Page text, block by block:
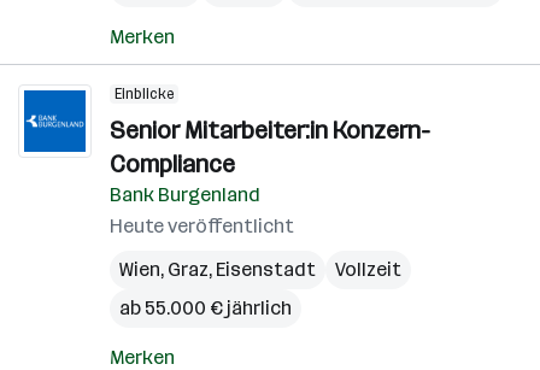
Merken
Einblicke
Senior Mitarbeiter:in Konzern-
Compliance
Bank Burgenland
Heute veröffentlicht
Wien, Graz, Eisenstadt
Vollzeit
ab 55.000 € jährlich
Merken